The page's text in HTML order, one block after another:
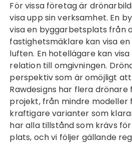
För vissa företag är
visa upp sin verksamhet. En
visa en byggarbetsplats från
fastighetsmäklare kan visa
luften. En hotellägare kan
relation till omgivningen.
perspektiv som är omöjligt
Rawdesigns har flera
projekt, från mindre modeller
kraftigare varianter som
har alla tillstånd som krävs
plats, och vi följer gällande